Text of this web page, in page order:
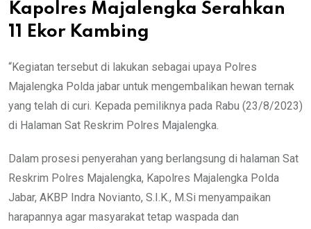
Kapolres Majalengka Serahkan
11 Ekor Kambing
“Kegiatan tersebut di lakukan sebagai upaya Polres
Majalengka Polda jabar untuk mengembalikan hewan ternak
yang telah di curi. Kepada pemiliknya pada Rabu (23/8/2023)
di Halaman Sat Reskrim Polres Majalengka.
Dalam prosesi penyerahan yang berlangsung di halaman Sat
Reskrim Polres Majalengka, Kapolres Majalengka Polda
Jabar, AKBP Indra Novianto, S.I.K., M.Si menyampaikan
harapannya agar masyarakat tetap waspada dan